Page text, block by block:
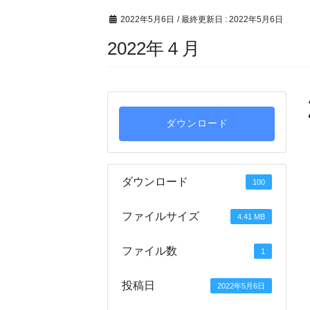
2022年5月6日 / 最終更新日 :2022年5月6日
2022年４月
ダウンロード
ダウンロード 100
ファイルサイズ 4.41 MB
ファイル数 1
投稿日 2022年5月6日